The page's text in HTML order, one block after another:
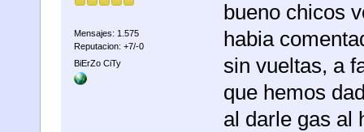
Mensajes: 1.575
Reputacion: +7/-0
BiErZo CiTy
bueno chicos
habia
sin vueltas, a
que hemos
al darle gas al